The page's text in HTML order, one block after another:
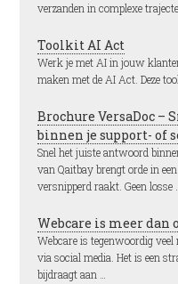
verzanden in complexe
Toolkit AI Act
Werk je met AI in jouw
maken met de AI Act. Deze
Brochure VersaDoc –
binnen je support- of
Snel het juiste antwoord
van Qaitbay brengt orde in
versnipperd raakt. Geen losse …
Webcare is meer
Webcare is tegenwoordig
via social media. Het is een
bijdraagt aan …